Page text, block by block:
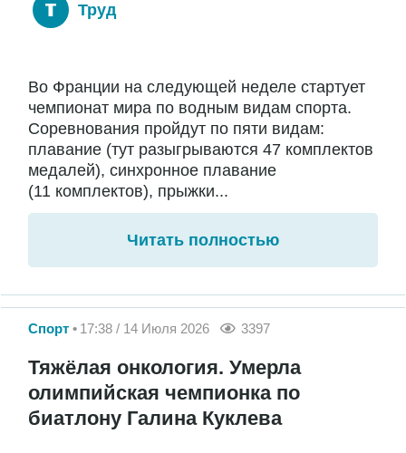
Труд
Во Франции на следующей неделе стартует
чемпионат мира по водным видам спорта.
Соревнования пройдут по пяти видам:
плавание (тут разыгрываются 47 комплектов
медалей), синхронное плавание
(11 комплектов), прыжки...
Читать полностью
Спорт 17:38 / 14 Июля 2026 3397
Тяжёлая онкология. Умерла
олимпийская чемпионка по
биатлону Галина Куклева